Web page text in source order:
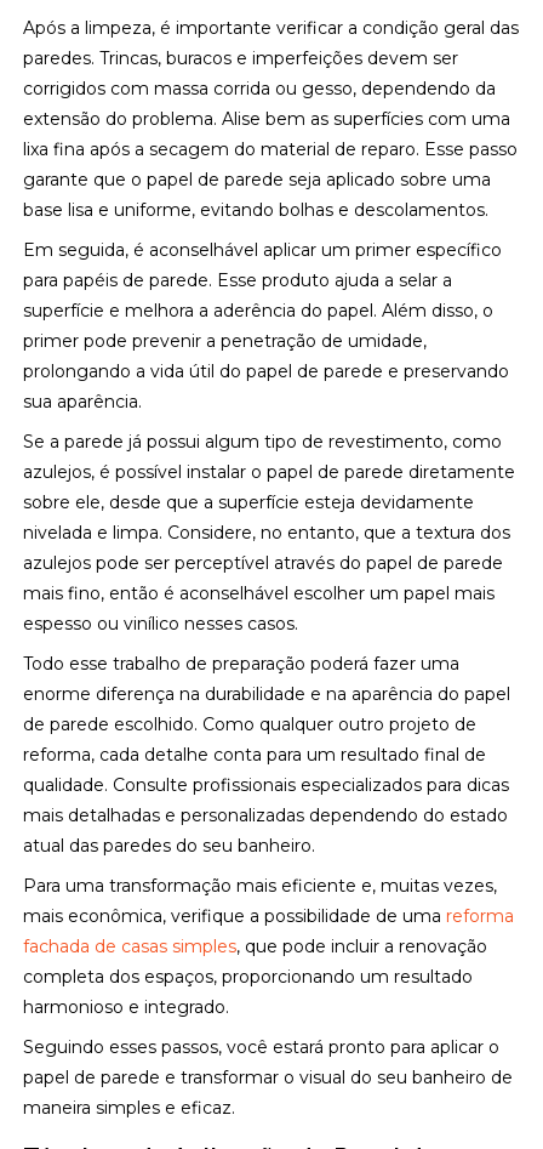
Após a limpeza, é importante verificar a condição geral das
paredes. Trincas, buracos e imperfeições devem ser
corrigidos com massa corrida ou gesso, dependendo da
extensão do problema. Alise bem as superfícies com uma
lixa fina após a secagem do material de reparo. Esse passo
garante que o papel de parede seja aplicado sobre uma
base lisa e uniforme, evitando bolhas e descolamentos.
Em seguida, é aconselhável aplicar um primer específico
para papéis de parede. Esse produto ajuda a selar a
superfície e melhora a aderência do papel. Além disso, o
primer pode prevenir a penetração de umidade,
prolongando a vida útil do papel de parede e preservando
sua aparência.
Se a parede já possui algum tipo de revestimento, como
azulejos, é possível instalar o papel de parede diretamente
sobre ele, desde que a superfície esteja devidamente
nivelada e limpa. Considere, no entanto, que a textura dos
azulejos pode ser perceptível através do papel de parede
mais fino, então é aconselhável escolher um papel mais
espesso ou vinílico nesses casos.
Todo esse trabalho de preparação poderá fazer uma
enorme diferença na durabilidade e na aparência do papel
de parede escolhido. Como qualquer outro projeto de
reforma, cada detalhe conta para um resultado final de
qualidade. Consulte profissionais especializados para dicas
mais detalhadas e personalizadas dependendo do estado
atual das paredes do seu banheiro.
Para uma transformação mais eficiente e, muitas vezes,
mais econômica, verifique a possibilidade de uma reforma
fachada de casas simples, que pode incluir a renovação
completa dos espaços, proporcionando um resultado
harmonioso e integrado.
Seguindo esses passos, você estará pronto para aplicar o
papel de parede e transformar o visual do seu banheiro de
maneira simples e eficaz.